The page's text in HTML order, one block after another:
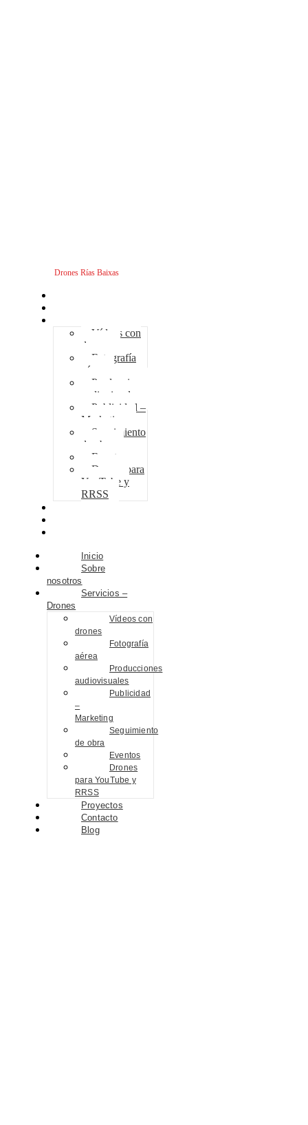
Drones Rías Baixas
Vídeos con
drones
Fotografía
aérea
Producciones
audiovisuales
Publicidad –
Marketing
Seguimiento
de obra
Eventos
Drones para
YouTube y
RRSS
Inicio
Sobre
nosotros
Servicios –
Drones
Vídeos con
drones
Fotografía
aérea
Producciones
audiovisuales
Publicidad
–
Marketing
Seguimiento
de obra
Eventos
Drones
para YouTube y
RRSS
Proyectos
Contacto
Blog